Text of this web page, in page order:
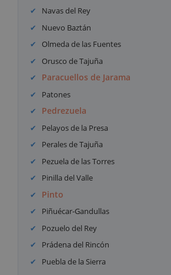
Navas del Rey
Nuevo Baztán
Olmeda de las Fuentes
Orusco de Tajuña
Paracuellos de Jarama
Patones
Pedrezuela
Pelayos de la Presa
Perales de Tajuña
Pezuela de las Torres
Pinilla del Valle
Pinto
Piñuécar-Gandullas
Pozuelo del Rey
Prádena del Rincón
Puebla de la Sierra